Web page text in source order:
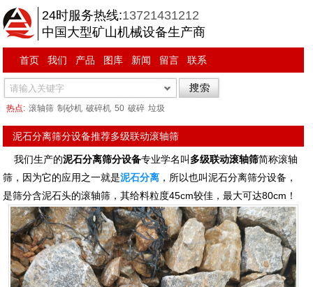
24时服务热线:13721431212
中国大型矿山机械设备生产商
首页 我们 产品 图库 新闻 留言 联系
热点: 滚轴筛 制砂机 破碎机 50 破碎 垃圾
泥石分离筛分设备推荐多级联动滚轴筛
我们生产的泥石分离筛分设备专业学名叫 多级联动滚轴筛简称滚轴
筛，因为它的应用之一就是泥石分离 ，所以也叫泥石分离筛分设备，
是筛分含泥石头的滚轴筛，其给料粒度45cm较佳，最大可达80cm！